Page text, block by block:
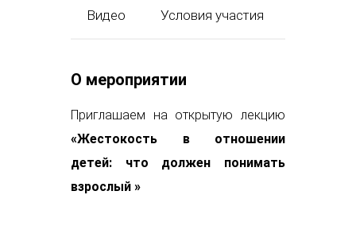
Видео Условия участия
О мероприятии
Приглашаем на открытую лекцию
«Жестокость в отношении
детей: что должен понимать
взрослый »